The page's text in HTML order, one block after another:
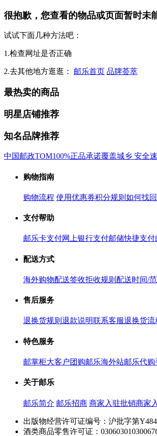
很抱歉，您查看的物品或页面暂时未
试试下面几种方法吧：
1.检查网址是否正确
2.去其他地方逛逛： 邮乐首页 品牌荟萃
最热卖的商品
明星店铺推荐
知名品牌推荐
中国邮政TOM100%正品承诺覆盖城乡 安全
购物指南
购物流程 使用优惠券积分规则 如何找
支付帮助
邮乐卡支付网上银行支付邮储快捷支付
配送方式
海外购物配送签收拒收规则 配送时间/
售后服务
退换货规则 退款说明联系客服退换货流
特色服务
邮掌柜大客户团购邮乐海外站邮乐代购
关于邮乐
邮乐简介 邮乐招商 商家入驻批销商家
出版物经营许可证编号：沪批字第
酒类商品零售许可证：